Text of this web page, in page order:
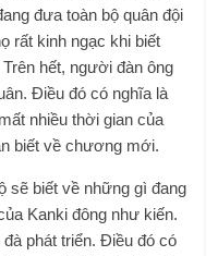
đưa toàn bộ quân đội
rất kinh ngạc khi biết
hết, người đàn ông
Điều đó có nghĩa là
nhiều thời gian của
biết về chương mới.
sẽ biết về những gì đang
Kanki đông như kiến.
phát triển. Điều đó có